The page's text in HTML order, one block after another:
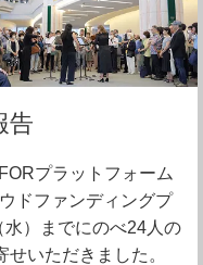
告
プラットフォーム
ドファンディングプ
）までにのべ24人の
いただきました。